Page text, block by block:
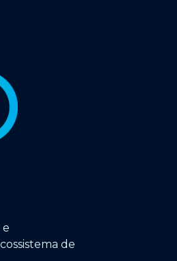
e
de